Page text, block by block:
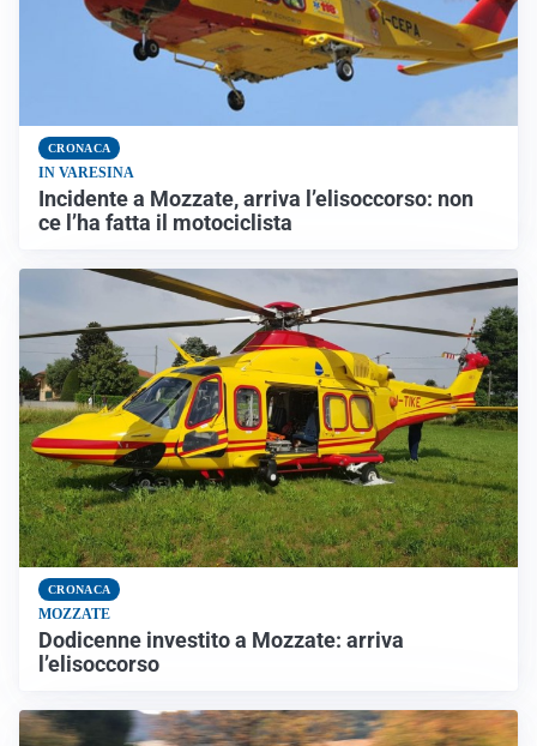
CRONACA
IN VARESINA
Incidente a Mozzate, arriva l’elisoccorso: non
ce l’ha fatta il motociclista
CRONACA
MOZZATE
Dodicenne investito a Mozzate: arriva
l’elisoccorso